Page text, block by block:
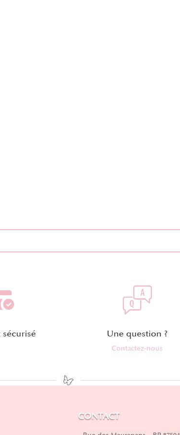
sécurisé Une question ?
Contactez-nous
CONTACT